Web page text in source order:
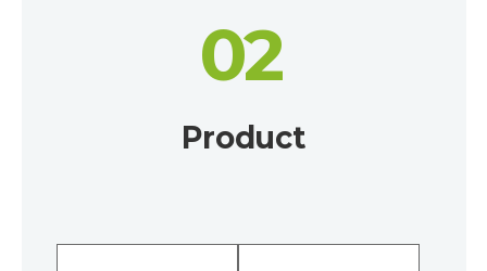
02
Product